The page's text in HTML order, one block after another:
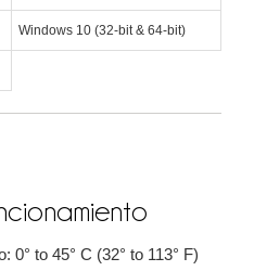
Windows 10 (32-bit & 64-bit)
0° to 45° C (32° to 113° F)